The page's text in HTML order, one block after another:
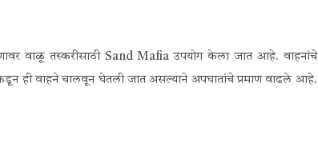
वाळू तस्करीसाठी Sand Mafia उपयोग केला जात आहे. वाहनांचे
ही वाहने चालवून घेतली जात असल्याने अपघातांचे प्रमाण वाढले आहे.